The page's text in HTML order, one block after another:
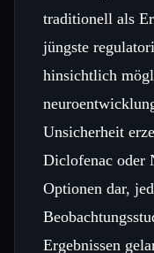
traditionell als
jüngste
hinsichtlich
Unsicherheit
Diclofenac oder
Optionen dar,
Ergebnissen